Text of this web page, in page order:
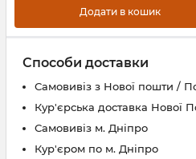
Додати в кошик
Способи доставки
Самовивіз з Нової пошти /
Кур'єрська доставка Нової
Самовивіз м. Дніпро
Кур'єром по м. Дніпро